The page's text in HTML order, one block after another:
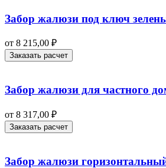
Забор жалюзи под ключ
от 8 215,00 ₽
Заказать расчет
Забор жалюзи для частного
от 8 317,00 ₽
Заказать расчет
Забор жалюзи